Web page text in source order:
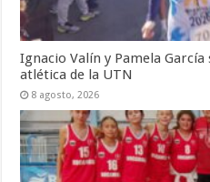
Ignacio Valín y Pamela
atlética de la UTN
8 agosto, 2026